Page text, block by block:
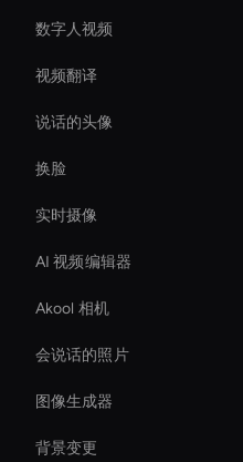
数字人视频
视频翻译
说话的头像
换脸
实时摄像
AI 视频编辑器
Akool 相机
会说话的照片
图像生成器
背景变更